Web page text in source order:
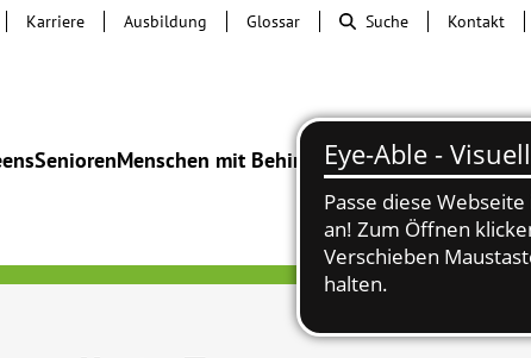
SeniorenMenschen mit BehinderungBeratung & Hilfe
Karriere Ausbildung Glossar Suche Kontakt